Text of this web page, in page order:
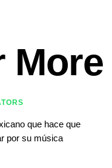
More
que hace que
por su música